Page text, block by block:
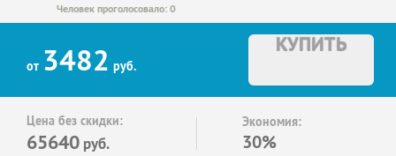
Человек проголосовало: 0
от 3482 руб.
КУПИТЬ
Цена без скидки:
65640 руб.
Экономия:
30%